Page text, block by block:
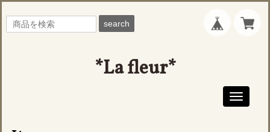
search
*La fleur*
Toggle